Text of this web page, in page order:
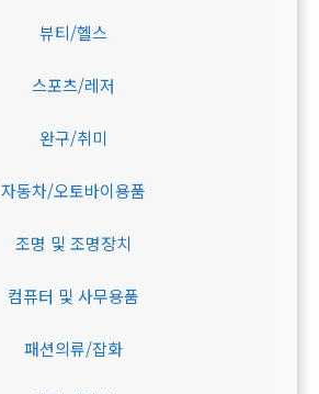
뷰티/헬스
스포츠/레저
완구/취미
자동차/오토바이용품
조명 및 조명장치
컴퓨터 및 사무용품
패션의류/잡화